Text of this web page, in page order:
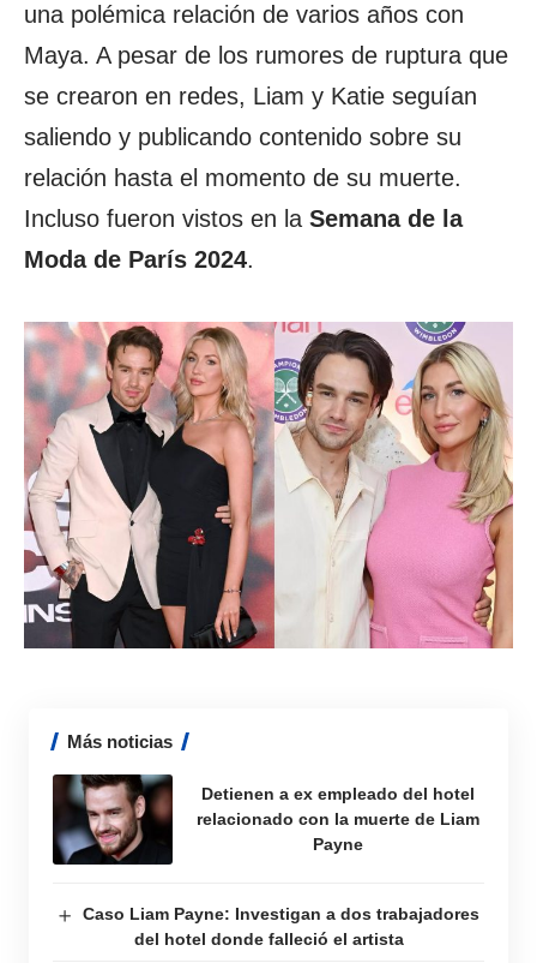
una polémica relación de varios años con
Maya. A pesar de los rumores de ruptura que
se crearon en redes, Liam y Katie seguían
saliendo y publicando contenido sobre su
relación hasta el momento de su muerte.
Incluso fueron vistos en la Semana de la
Moda de París 2024.
Más noticias
Detienen a ex empleado del hotel
relacionado con la muerte de Liam
Payne
Caso Liam Payne: Investigan a dos trabajadores
del hotel donde falleció el artista